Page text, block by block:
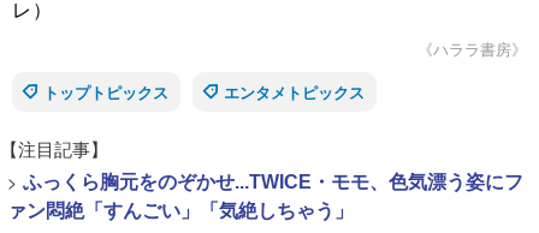
レ）
《ハララ書房》
トップトピックス
エンタメトピックス
【注目記事】
> ふっくら胸元をのぞかせ...TWICE・モモ、色気漂う姿にフ
ァン悶絶「すんごい」「気絶しちゃう」